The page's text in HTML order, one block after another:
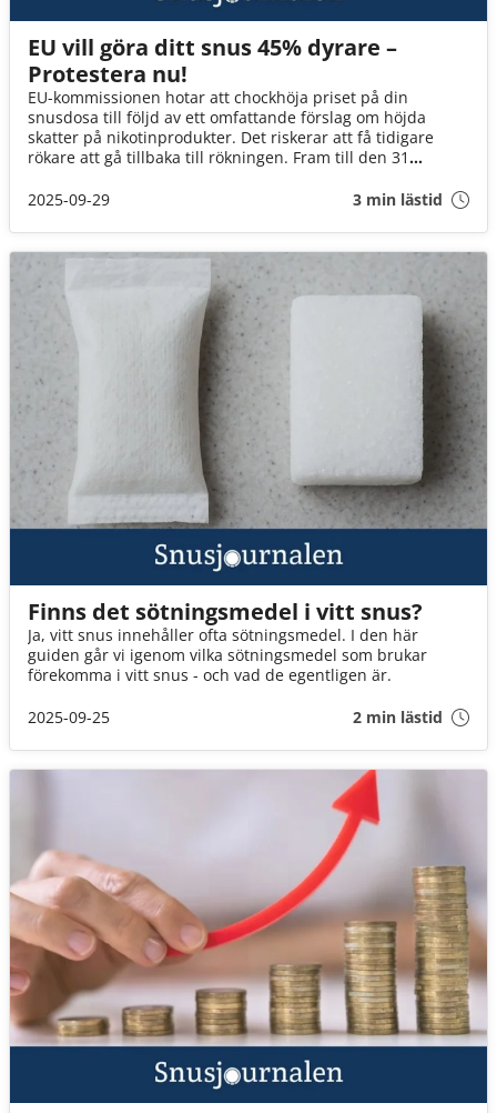
EU vill göra ditt snus 45% dyrare –
Protestera nu!
EU-kommissionen hotar att chockhöja priset på din
snusdosa till följd av ett omfattande förslag om höjda
skatter på nikotinprodukter. Det riskerar att få tidigare
rökare att gå tillbaka till rökningen. Fram till den 31
kommissionen. Varje röst gör skillnad! Uppdatering:EU har
vitt snus – efter rekordstort engagemang från bland annat
svenska snusare. Läs mer här!
2025-09-29 3 min lästid
Finns det sötningsmedel i vitt snus?
Ja, vitt snus innehåller ofta sötningsmedel. I den här
guiden går vi igenom vilka sötningsmedel som brukar
förekomma i vitt snus - och vad de egentligen är.
2025-09-25
2 min lästid